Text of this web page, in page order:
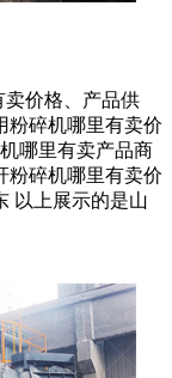
卖价格、产品供
粉碎机哪里有卖价
哪里有卖产品商
粉碎机哪里有卖价
以上展示的是山